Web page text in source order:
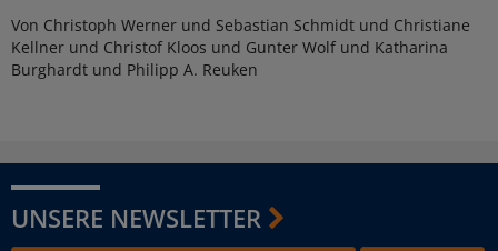
Von Christoph Werner und Sebastian Schmidt und Christiane
Kellner und Christof Kloos und Gunter Wolf und Katharina
Burghardt und Philipp A. Reuken
UNSERE NEWSLETTER